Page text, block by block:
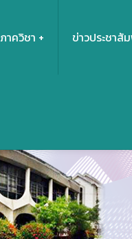
ภาควิชา ข่าวประชาสั